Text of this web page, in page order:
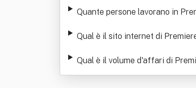
Quante persone lavorano in
Qual è il sito internet di
Qual è il volume d'affari di